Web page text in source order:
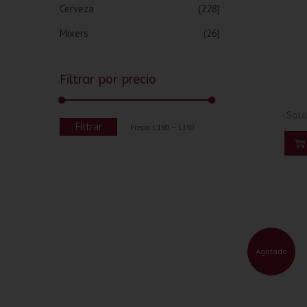
Agotado
Cerveza
(228)
Mixers
(26)
Filtrar por precio
Filtrar Precio: L180 — L350